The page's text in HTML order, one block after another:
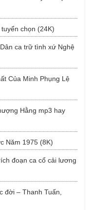
chọn (24K)
ca trữ tình xứ Nghệ
Của Minh Phụng Lệ
Hằng mp3 hay
Năm 1975 (8K)
đoạn ca cổ cải lương
đời – Thanh Tuấn,